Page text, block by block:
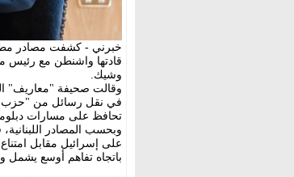
خبرني - كشفت مصادر
قادتها واشنطن مع رئيس
وشيك.
وقالت صحيفة "معاريف"
في نقل رسائل من "حزب
تحافظ على مسارات
وبحسب المصادر
على إسرائيل مقابل
باتجاه تفاهم أوسع يشمل